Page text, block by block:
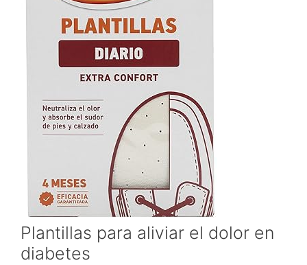
Plantillas para aliviar el dolor en
diabetes